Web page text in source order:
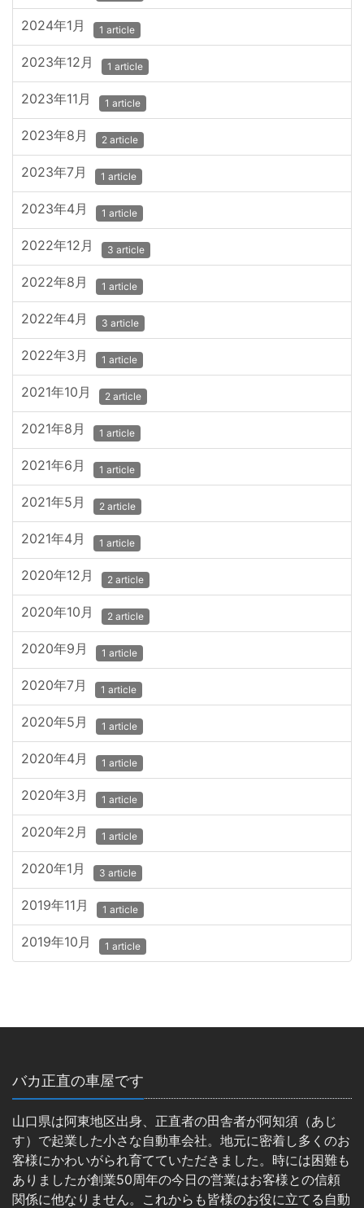
2024年1月 1 article
2023年12月 1 article
2023年11月 1 article
2023年8月 2 article
2023年7月 1 article
2023年4月 1 article
2022年12月 3 article
2022年8月 1 article
2022年4月 3 article
2022年3月 1 article
2021年10月 2 article
2021年8月 1 article
2021年6月 1 article
2021年5月 2 article
2021年4月 1 article
2020年12月 2 article
2020年10月 2 article
2020年9月 1 article
2020年7月 1 article
2020年5月 1 article
2020年4月 1 article
2020年3月 1 article
2020年2月 1 article
2020年1月 3 article
2019年11月 1 article
2019年10月 1 article
バカ正直の車屋です
山口県は阿東地区出身、正直者の田舎者が阿知須（あじ
す）で起業した小さな自動車会社。地元に密着し多くのお
客様にかわいがられ育てていただきました。時には困難も
ありましたが創業50周年の今日の営業はお客様との信頼
関係に他なりません。これからも皆様のお役に立てる自動